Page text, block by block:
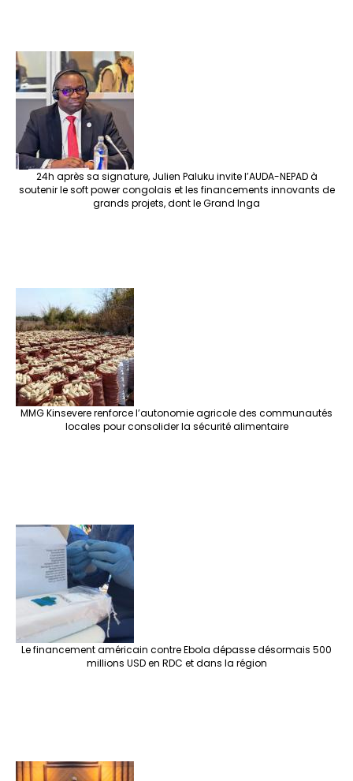
24h après sa signature, Julien Paluku invite l’AUDA-NEPAD à
soutenir le soft power congolais et les financements innovants de
grands projets, dont le Grand Inga
MMG Kinsevere renforce l’autonomie agricole des communautés
locales pour consolider la sécurité alimentaire
Le financement américain contre Ebola dépasse désormais 500
millions USD en RDC et dans la région